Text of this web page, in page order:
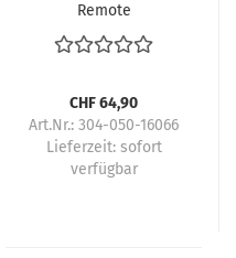
Remote
CHF 64,90
Art.Nr.: 304-050-16066
Lieferzeit: sofort
verfügbar